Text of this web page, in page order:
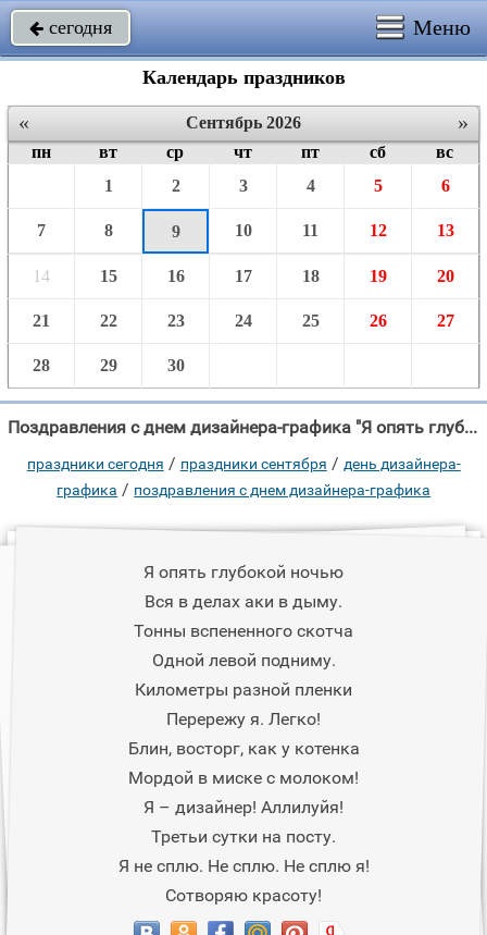
 сегодня Меню
Календарь праздников
« »
Сентябрь 2026
пн
вт ср чт пт сб
вс
1
2 3 4 5 6
7 8 9 10 11 12 13
14 15 16 17 18 19 20
21 22 23 24 25 26 27
28 29 30
Поздравления с днем дизайнера-графика "Я опять глубокой ночью Вся в делах аки в дыму."
праздники сегодня / праздники сентября / день дизайнера-
графика / поздравления с днем дизайнера-графика
Я опять глубокой ночью
Вся в делах аки в дыму.
Тонны вспененного скотча
Одной левой подниму.
Километры разной пленки
Перережу я. Легко!
Блин, восторг, как у котенка
Мордой в миске с молоком!
Я – дизайнер! Аллилуйя!
Третьи сутки на посту.
Я не сплю. Не сплю. Не сплю я!
Сотворяю красоту!